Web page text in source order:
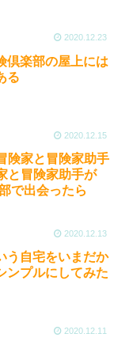
2020.12.23
倶楽部の屋上には
る
2020.12.15
険家と冒険家助手
と冒険家助手が
で出会ったら
2020.12.13
う自宅をいまだか
ンプルにしてみた
2020.12.11